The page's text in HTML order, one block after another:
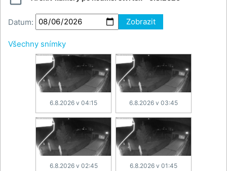
Datum: Zobrazit
Všechny snímky
6.8.2026 v 04:15 6.8.2026 v 03:45
6.8.2026 v 02:45 6.8.2026 v 01:45